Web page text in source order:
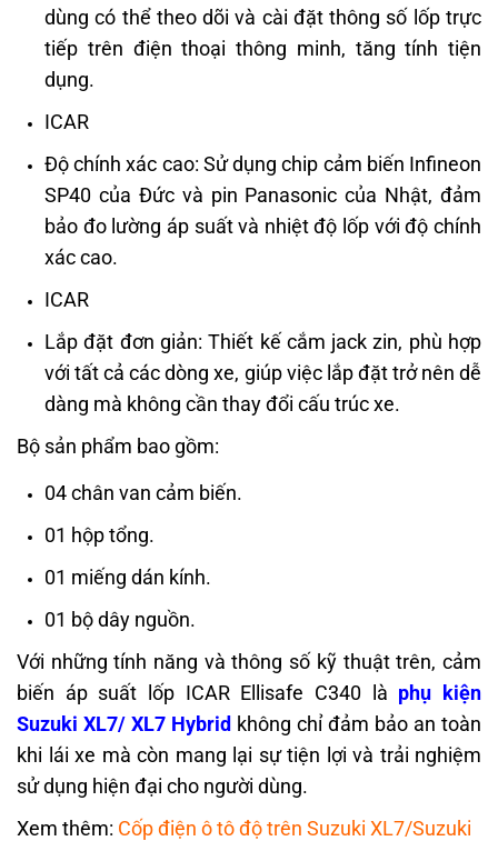
dùng có thể theo dõi và cài đặt thông số lốp trực
tiếp trên điện thoại thông minh, tăng tính tiện
dụng.
ICAR
Độ chính xác cao: Sử dụng chip cảm biến Infineon
SP40 của Đức và pin Panasonic của Nhật, đảm
bảo đo lường áp suất và nhiệt độ lốp với độ chính
xác cao.
ICAR
Lắp đặt đơn giản: Thiết kế cắm jack zin, phù hợp
với tất cả các dòng xe, giúp việc lắp đặt trở nên dễ
dàng mà không cần thay đổi cấu trúc xe.
Bộ sản phẩm bao gồm:
04 chân van cảm biến.
01 hộp tổng.
01 miếng dán kính.
01 bộ dây nguồn.
Với những tính năng và thông số kỹ thuật trên, cảm
biến áp suất lốp ICAR Ellisafe C340 là phụ kiện
Suzuki XL7/ XL7 Hybrid không chỉ đảm bảo an toàn
khi lái xe mà còn mang lại sự tiện lợi và trải nghiệm
sử dụng hiện đại cho người dùng.
Xem thêm: Cốp điện ô tô độ trên Suzuki XL7/Suzuki